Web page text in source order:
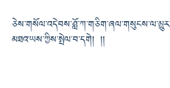
མཐའ་ཡས་ཀྱིས་སྤེལ་བ་དགེ། །།